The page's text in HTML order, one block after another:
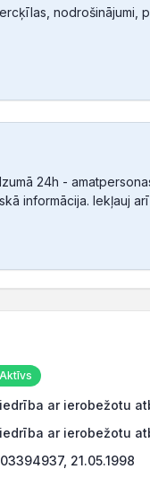
nodrošinājumi,
24h -
informācija. Iekļauj
Aktīvs
ar ierobežotu
ar ierobežotu
21.05.1998